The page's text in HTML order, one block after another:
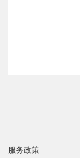
服务政策